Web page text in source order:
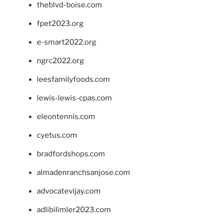
theblvd-boise.com
fpet2023.org
e-smart2022.org
ngrc2022.org
leesfamilyfoods.com
lewis-lewis-cpas.com
eleontennis.com
cyetus.com
bradfordshops.com
almadenranchsanjose.com
advocatevijay.com
adlibilimler2023.com